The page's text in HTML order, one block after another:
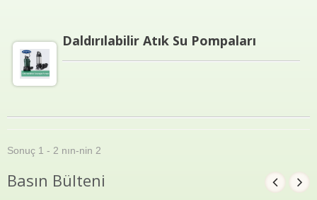
Daldırılabilir Atık Su Pompaları
Sonuç 1 - 2 nın-nin 2
Basın Bülteni